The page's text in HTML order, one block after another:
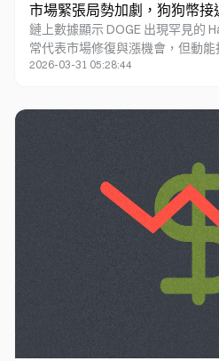
市場緊張局勢加劇，狗狗幣接
鏈上數據顯示 DOGE 出現罕見的
常代表市場修復與漲機會，但動能
無法突破壓力位，夏季可能陷入盤
2026-03-31 05:28:44